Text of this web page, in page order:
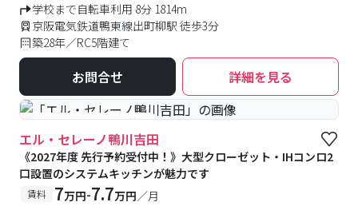
学校まで自転車利用 8分 1814m
京阪電気鉄道鴨東線出町柳駅 徒歩3分
築28年／RC5階建て
お問合せ 詳細を見る
#予約受付中 #空室待ち
エル・セレーノ鴨川吉田
《2027年度 先行予約受付中！》大型クローゼット・IHコンロ2
口設置のシステムキッチンが魅力です
賃料 7万円-7.7万円／月